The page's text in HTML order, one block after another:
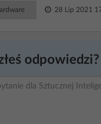
28 Lip 2021